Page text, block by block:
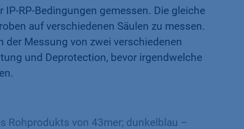
RP-Bedingungen gemessen. Die gleiche
auf verschiedenen Säulen zu messen.
der Messung von zwei verschiedenen
und Deprotection, bevor irgendwelche
Rohprodukts von 43mer; dunkelblau –